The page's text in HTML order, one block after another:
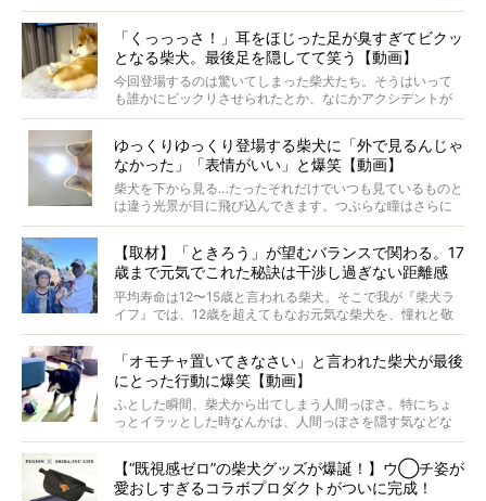
がるのでしょうか。
最近版画製作を始めた、お笑いコンビ「ニューヨーク」の
屋敷裕政さんに、拒否柴を掘っていただきました！ イン
タビューと合わせてご覧ください。
「くっっっさ！」耳をほじった足が臭すぎてビクッ
となる柴犬。最後足を隠してて笑う【動画】
今回登場するのは驚いてしまった柴犬たち。そうはいって
も誰かにビックリさせられたとか、なにかアクシデントが
起きたとか、そういうことが原因ではありません。全ての
ゆっくりゆっくり登場する柴犬に「外で見るんじゃ
なかった」「表情がいい」と爆笑【動画】
柴犬を下から見る…たったそれだけでいつも見ているものと
は違う光景が目に飛び込んできます。つぶらな瞳はさらに
つぶらに見え、モフモフのお顔はさらにモフモフに見えま
【取材】「ときろう」が望むバランスで関わる。17
歳まで元気でこれた秘訣は干渉し過ぎない距離感
#38ときろう
平均寿命は12〜15歳と言われる柴犬。そこで我が『柴犬ラ
イフ』では、12歳を超えてもなお元気な柴犬を、憧れと敬
意を込めて“レジェンド柴”と呼んでいます。 この特集で
ォーカスし、その元気の秘訣や、老犬と暮らすうえで大切
だと思うことを、オーナーさんに語っていただきます。今
回登場してくれたのは、17歳のときろうくん。小さい頃か
ら食が細かったため、何でも食べさせてきたということで
「オモチャ置いてきなさい」と言われた柴犬が最後
にとった行動に爆笑【動画】
ふとした瞬間、柴犬から出てしまう人間っぽさ。特にちょ
っとイラッとした時なんかは、人間っぽさを隠す気などな
いように見えます。もしかして本当の本当は、中身は人間
【“既視感ゼロ”の柴犬グッズが爆誕！】ウ◯チ姿が
愛おしすぎるコラボプロダクトがついに完成！